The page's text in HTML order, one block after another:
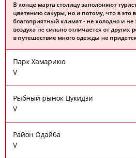
В конце марта столицу заполоняют
цветению сакуры, но и потому, что в это
благоприятный климат - не холодно и не
воздуха не сильно отличается от других
в путешествие много одежды не
Парк Хамарикю
V
Рыбный рынок Цукидзи
V
Район Одайба
V